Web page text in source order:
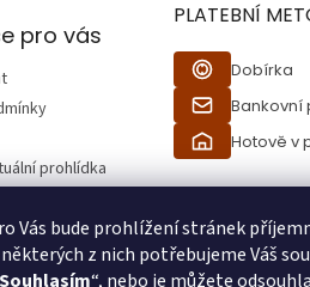
Vás bude prohlížení stránek
z nich potřebujeme Váš
Souhlasím“, nebo je můžete
pro vás
prohlídka
PLATEBNÍ
Dobírka
Bankovní
Hotově v